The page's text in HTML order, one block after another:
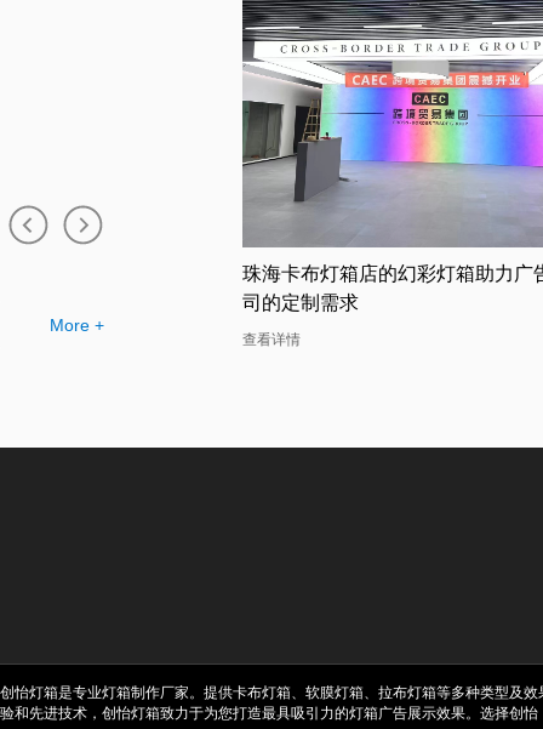
More +
吸睛无比的广州双面卡布灯箱厂
幻彩灯箱案例分析
查看详情
创怡灯箱是专业灯箱制作厂家。提供卡布灯箱、软膜灯箱、拉布灯箱等多种类型及
验和先进技术，创怡灯箱致力于为您打造最具吸引力的灯箱广告展示效果。选择创怡